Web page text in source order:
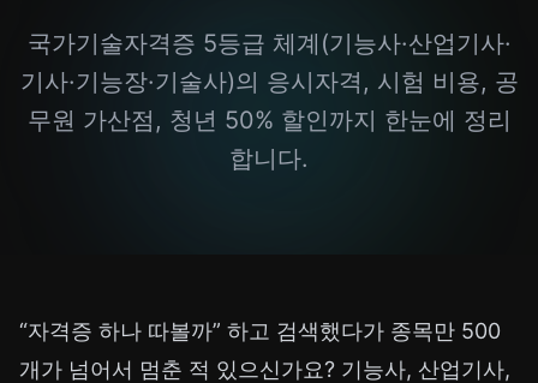
국가기술자격증 5등급 체계(기능사·산업기사·
기사·기능장·기술사)의 응시자격, 시험 비용, 공
무원 가산점, 청년 50% 할인까지 한눈에 정리
합니다.
“자격증 하나 따볼까” 하고 검색했다가 종목만 500
개가 넘어서 멈춘 적 있으신가요? 기능사, 산업기사,